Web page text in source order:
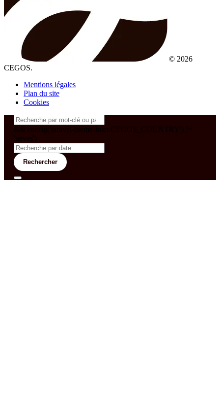
© 2026
CEGOS.
Mentions légales
Plan du site
Cookies
&& config('laravel-theme-inter.CEGOS_COUNTRY') !=
'neves')
Rechercher